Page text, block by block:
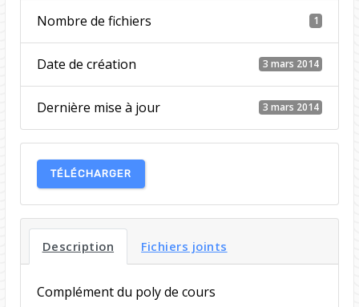
Nombre de fichiers 1
Date de création 3 mars 2014
Dernière mise à jour 3 mars 2014
TÉLÉCHARGER
Description Fichiers joints
Complément du poly de cours